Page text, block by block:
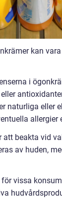
kan
i
naturliga eller
beakta vid
av huden,
vissa